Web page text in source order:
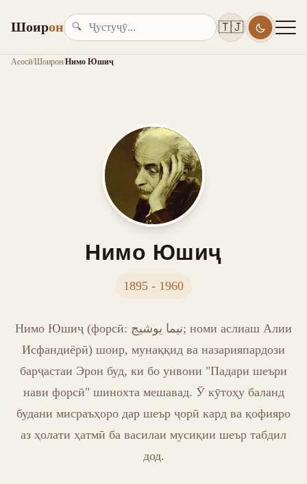
Шоирон 🔍 🇹🇯
Асосӣ/Шоирон/Нимо Юшиҷ
Нимо Юшиҷ
1895 - 1960
Нимо Юшиҷ (форсӣ: نیما یوشیج; номи аслиаш Алии
Исфандиёрӣ) шоир, мунаққид ва назарияпардози
барҷастаи Эрон буд, ки бо унвони "Падари шеъри
нави форсӣ" шинохта мешавад. Ӯ кӯтоҳу баланд
будани мисраъҳоро дар шеър ҷорӣ кард ва қофияро
аз ҳолати ҳатмӣ ба василаи мусиқии шеър табдил
дод.